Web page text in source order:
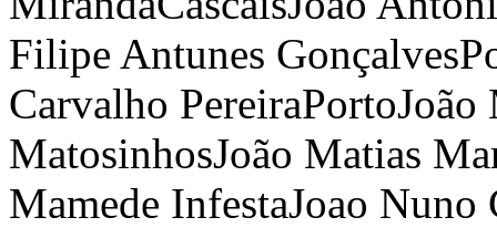
Filipe Antunes Gonçalves
Carvalho PereiraPortoJoão
MatosinhosJoão Matias
Mamede InfestaJoao Nuno